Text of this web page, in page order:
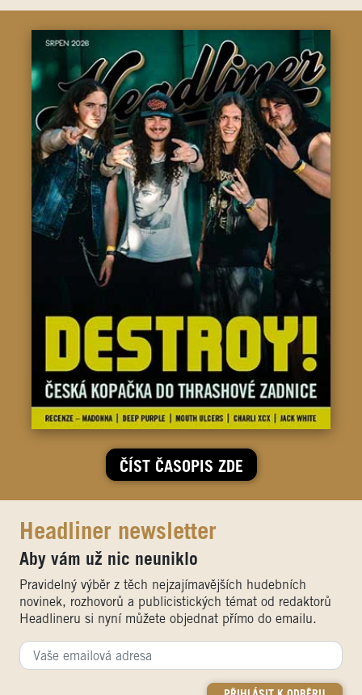
ČÍST ČASOPIS ZDE
Headliner newsletter
Aby vám už nic neuniklo
Pravidelný výběr z těch nejzajímavějších hudebních
novinek, rozhovorů a publicistických témat od redaktorů
Headlineru si nyní můžete objednat přímo do emailu.